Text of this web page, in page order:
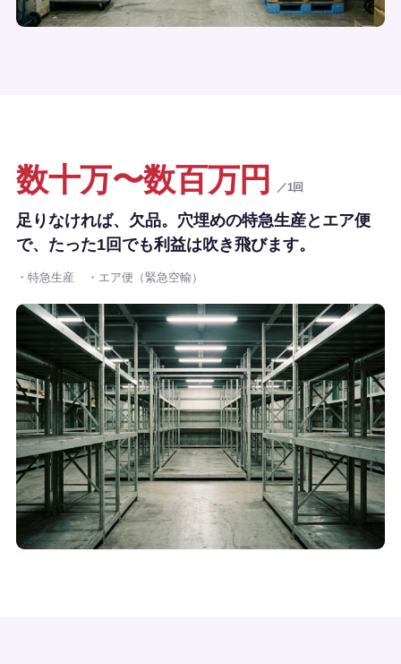
数十万〜数百万円 ／1回
足りなければ、欠品。穴埋めの特急生産とエア便
で、たった1回でも利益は吹き飛びます。
・特急生産 ・エア便（緊急空輸）